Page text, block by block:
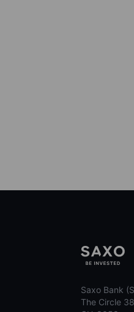
Saxo Bank
The Circle 38